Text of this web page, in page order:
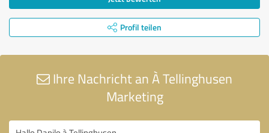
Profil teilen
Ihre Nachricht an À Tellinghusen
Marketing